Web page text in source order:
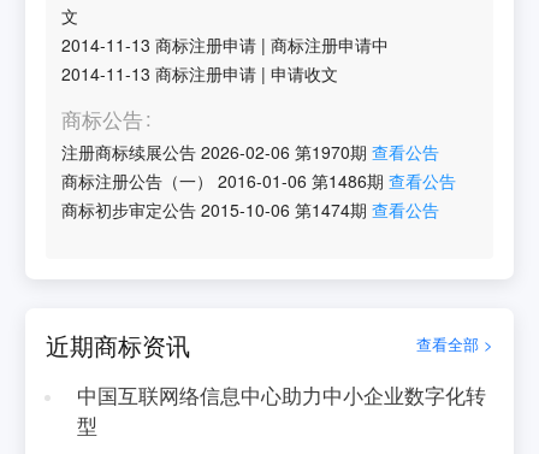
文
2014-11-13 商标注册申请 |商标注册申请中
2014-11-13 商标注册申请 |申请收文
商标公告
注册商标续展公告 2026-02-06 第1970期 查看公告
商标注册公告（一）
2016-01-06 第1486期 查看公告
商标初步审定公告 2015-10-06 第1474期 查看公告
近期商标资讯 查看全部 >
中国互联网络信息中心助力中小企业数字化转
型